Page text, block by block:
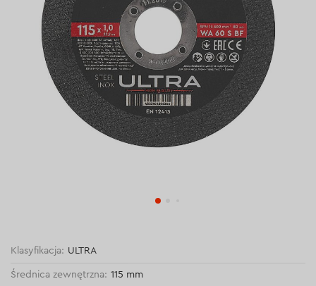
Klasyfikacja: ULTRA
Średnica zewnętrzna: 115 mm